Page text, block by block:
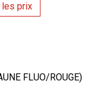
les prix
FLUO/ROUGE)